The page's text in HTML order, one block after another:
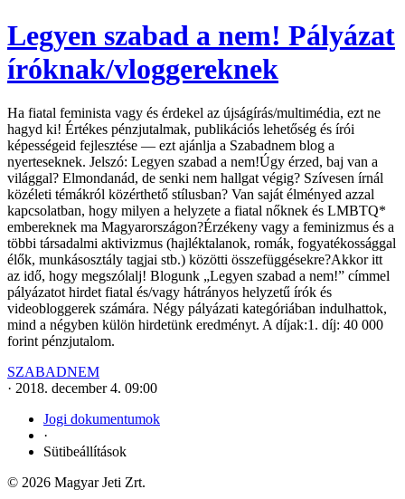
Legyen szabad a nem! Pályázat
íróknak/vloggereknek
Ha fiatal feminista vagy és érdekel az újságírás/multimédia, ezt ne
hagyd ki! Értékes pénzjutalmak, publikációs lehetőség és írói
képességeid fejlesztése — ezt ajánlja a Szabadnem blog a
nyerteseknek. Jelszó: Legyen szabad a nem!Úgy érzed, baj van a
világgal? Elmondanád, de senki nem hallgat végig? Szívesen írnál
közéleti témákról közérthető stílusban? Van saját élményed azzal
kapcsolatban, hogy milyen a helyzete a fiatal nőknek és LMBTQ*
embereknek ma Magyarországon?Érzékeny vagy a feminizmus és a
többi társadalmi aktivizmus (hajléktalanok, romák, fogyatékossággal
élők, munkásosztály tagjai stb.) közötti összefüggésekre?Akkor itt
az idő, hogy megszólalj! Blogunk „Legyen szabad a nem!” címmel
pályázatot hirdet fiatal és/vagy hátrányos helyzetű írók és
videobloggerek számára. Négy pályázati kategóriában indulhattok,
mind a négyben külön hirdetünk eredményt. A díjak:1. díj: 40 000
forint pénzjutalom.
SZABADNEM
· 2018. december 4. 09:00
Jogi dokumentumok
·
Sütibeállítások
© 2026 Magyar Jeti Zrt.